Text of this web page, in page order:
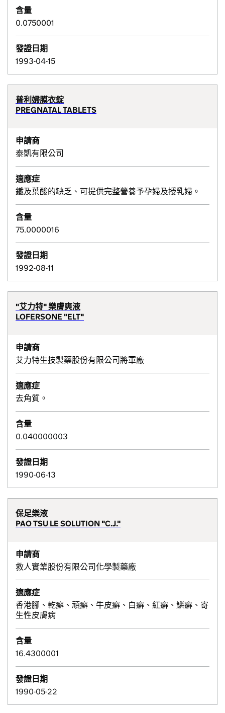
含量
0.0750001
發證日期
1993-04-15
普利婦膜衣錠
PREGNATAL TABLETS
申請商
泰凱有限公司
適應症
鐵及葉酸的缺乏、可提供完整營養予孕婦及授乳婦。
含量
75.0000016
發證日期
1992-08-11
"艾力特" 樂膚爽液
LOFERSONE "ELT"
申請商
艾力特生技製藥股份有限公司將軍廠
適應症
去角質。
含量
0.040000003
發證日期
1990-06-13
保足樂液
PAO TSU LE SOLUTION "C.J."
申請商
救人實業股份有限公司化學製藥廠
適應症
香港腳、乾癬、頑癬、牛皮癬、白癬、紅癬、鱗癬、寄
生性皮膚病
含量
16.4300001
發證日期
1990-05-22